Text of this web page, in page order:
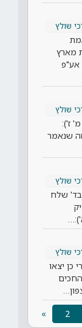
שולץ
מארץ
אע"פ
שולץ
ז'):
שנאמר
שולץ
בד' שלח
שולץ
כן יצאו
2
»